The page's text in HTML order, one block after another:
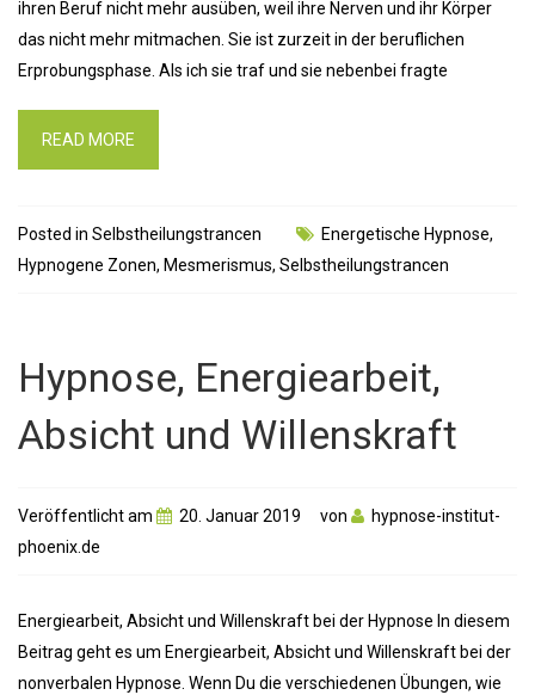
ihren Beruf nicht mehr ausüben, weil ihre Nerven und ihr Körper
das nicht mehr mitmachen. Sie ist zurzeit in der beruflichen
Erprobungsphase. Als ich sie traf und sie nebenbei fragte
READ MORE
Posted in Selbstheilungstrancen Energetische Hypnose,
Hypnogene Zonen, Mesmerismus, Selbstheilungstrancen
Hypnose, Energiearbeit,
Absicht und Willenskraft
Veröffentlicht am 20. Januar 2019 von
hypnose-institut-
phoenix.de
Energiearbeit, Absicht und Willenskraft bei der Hypnose In diesem
Beitrag geht es um Energiearbeit, Absicht und Willenskraft bei der
nonverbalen Hypnose. Wenn Du die verschiedenen Übungen, wie